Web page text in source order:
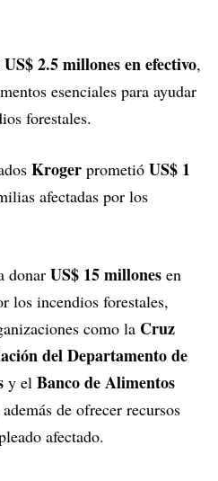
US$ 2.5 millones en efectivo,
esenciales para ayudar
forestales.
Kroger prometió US$ 1
afectadas por los
donar US$ 15 millones en
los incendios forestales,
como la Cruz
del Departamento de
y el Banco de Alimentos
de ofrecer recursos
afectado.